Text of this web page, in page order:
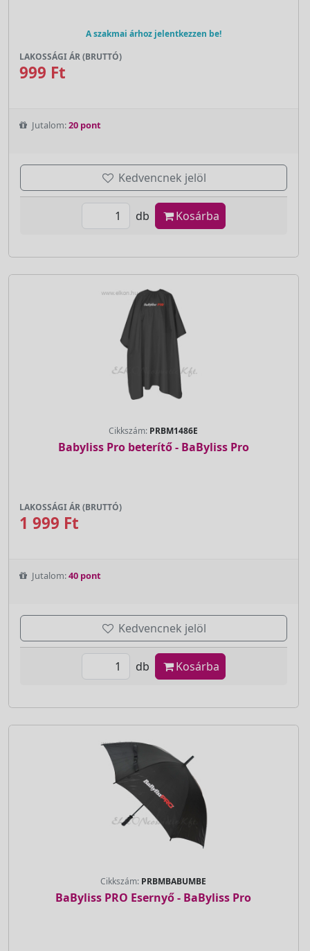
A szakmai árhoz jelentkezzen be!
LAKOSSÁGI ÁR (BRUTTÓ)
999 Ft
Jutalom:20 pont
Kedvencnek jelöl
db Kosárba
Cikkszám: PRBM1486E
Babyliss Pro beterítő - BaByliss Pro
LAKOSSÁGI ÁR (BRUTTÓ)
1 999 Ft
Jutalom:40 pont
Kedvencnek jelöl
db Kosárba
Cikkszám: PRBMBABUMBE
BaByliss PRO Esernyő - BaByliss Pro